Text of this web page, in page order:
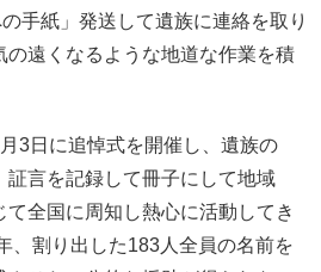
手紙」発送して遺族に連絡を取り
の遠くなるような地道な作業を積
3日に追悼式を開催し、遺族の
証言を記録して冊子にして地域
全国に周知し熱心に活動してき
、割り出した183人全員の名前を